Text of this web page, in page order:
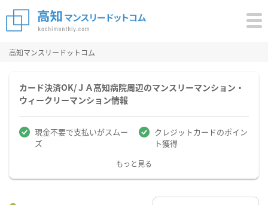
高知マンスリードットコム
カード決済OK/ＪＡ高知病院周辺のマンスリーマンション・
ウィークリーマンション情報
現金不要で支払いがスムー
ズ
クレジットカードのポイン
ト獲得
もっと見る